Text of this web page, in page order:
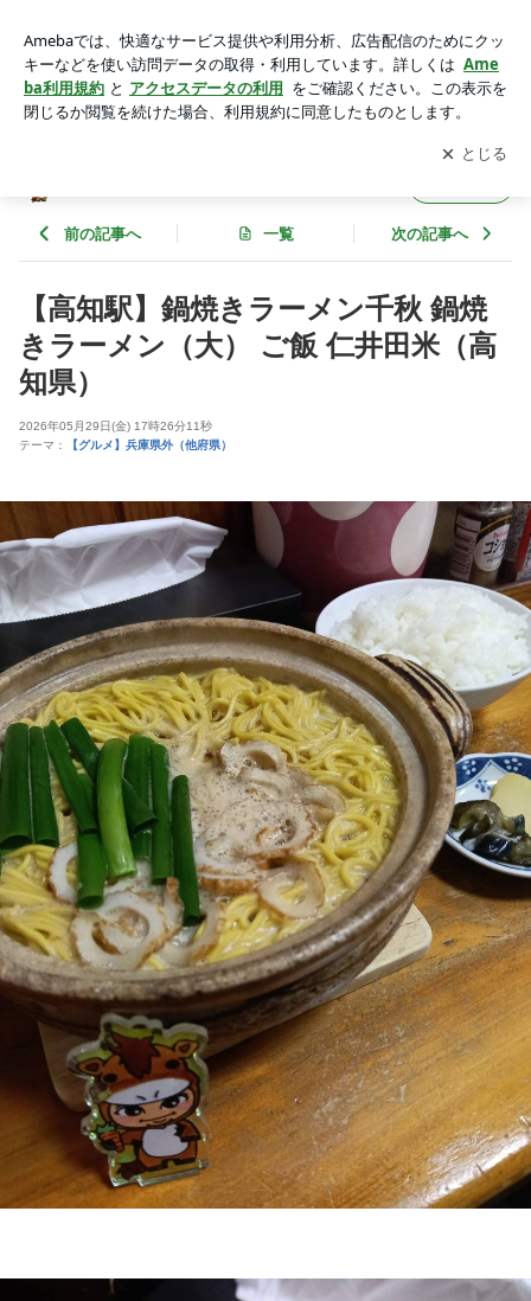
井田米（高知県） | 神戸の金庫屋4代目バカ息子のブログ
アプリをダウンロードして ブログの更新通知
を受け取りまし
ょう。
開く
前の記事へ 一覧 次の記事へ
【高知駅】鍋焼きラーメン千秋 鍋焼
きラーメン（大） ご飯 仁井田米（高
知県）
2026年05月29日(金) 17時26分11秒
テーマ：
【グルメ】兵庫県外（他府県）